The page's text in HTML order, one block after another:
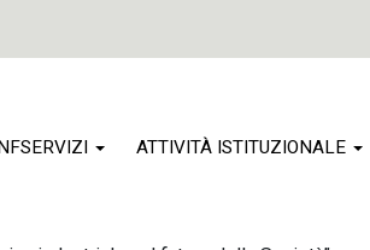
ATTIVITÀ ISTITUZIONALE